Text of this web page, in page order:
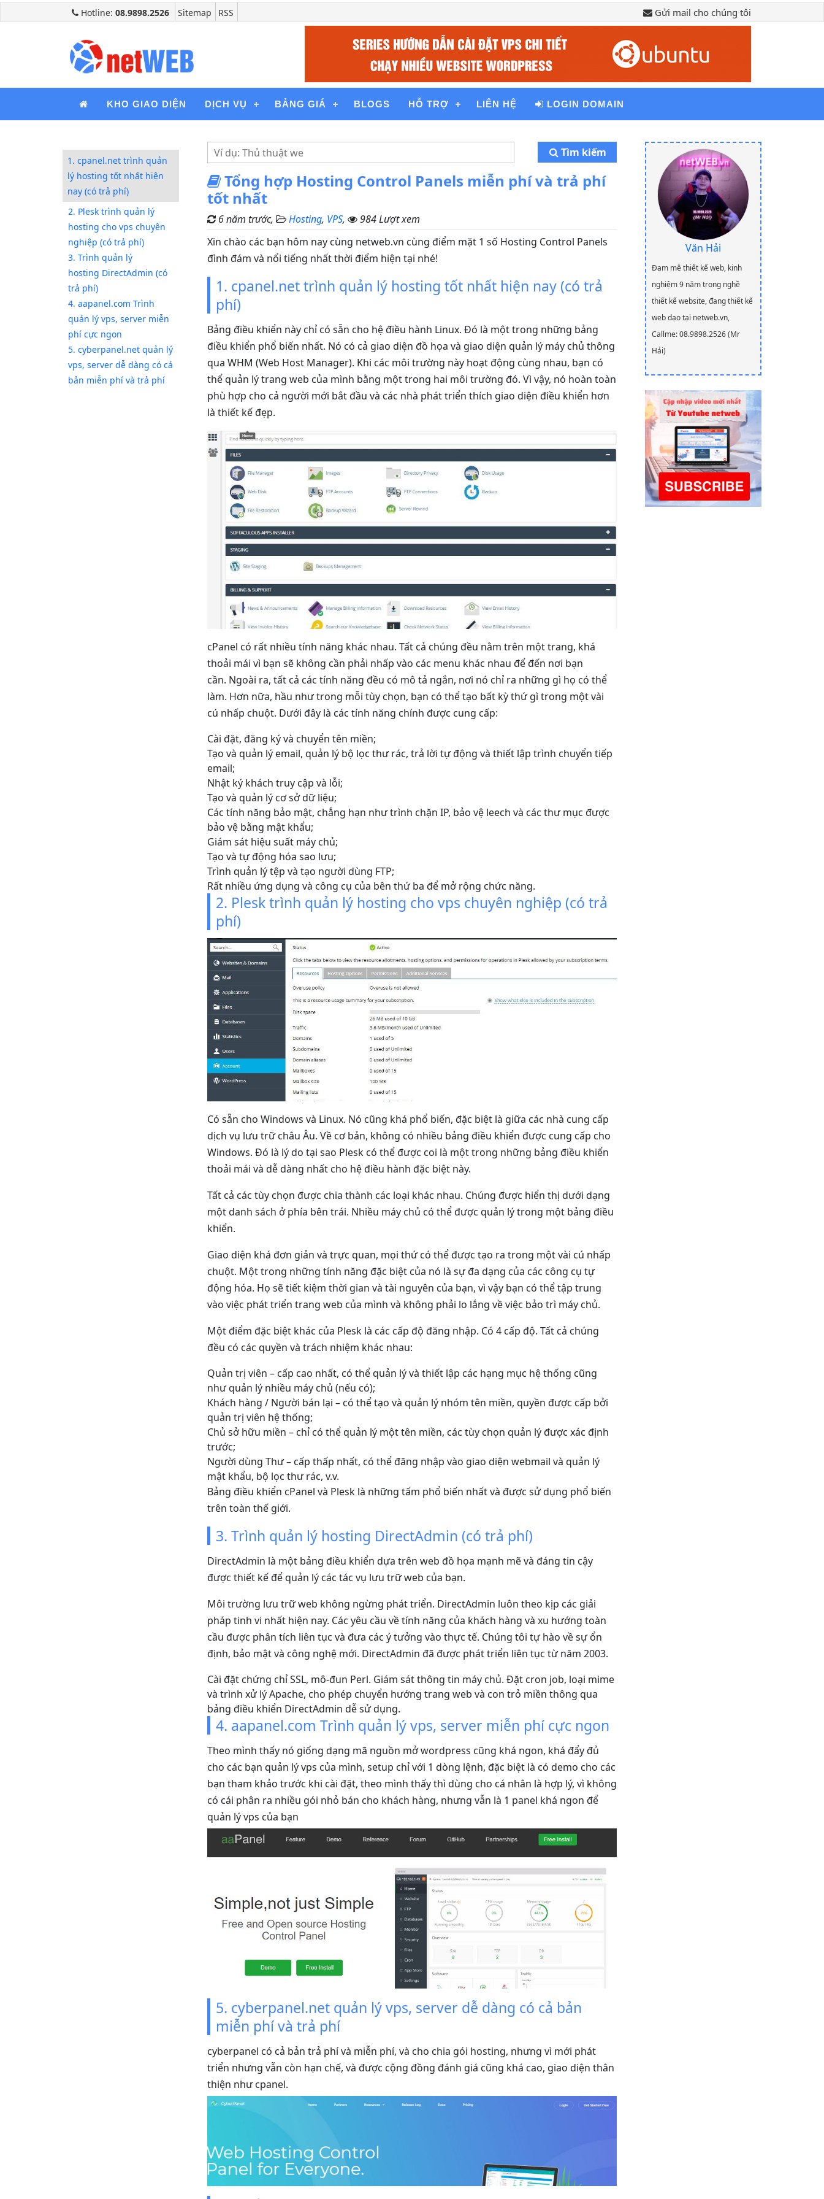
Hotline: 08.9898.2526 Sitemap RSS Gửi mail cho chúng tôi
KHO GIAO DIỆN DỊCH VỤ BẢNG GIÁ BLOGS HỖ TRỢ LIÊN HỆ LOGIN DOMAIN
1. cpanel.net trình quản
lý hosting tốt nhất hiện
nay (có trả phí)
2. Plesk trình quản lý
hosting cho vps chuyên
nghiệp (có trả phí)
3. Trình quản lý
hosting DirectAdmin (có
trả phí)
4. aapanel.com Trình
quản lý vps, server miễn
phí cực ngon
5. cyberpanel.net quản lý
vps, server dễ dàng có cả
bản miễn phí và trả phí
Tìm kiếm
Tổng hợp Hosting Control Panels miễn phí và trả phí
tốt nhất
6 năm trước, Hosting, VPS,
984 Lượt xem
Xin chào các bạn hôm nay cùng netweb.vn cùng điểm mặt 1 số Hosting Control Panels
đình đám và nổi tiếng nhất thời điểm hiện tại nhé!
1. cpanel.net trình quản lý hosting tốt nhất hiện nay (có trả
phí)
Bảng điều khiển này chỉ có sẵn cho hệ điều hành Linux. Đó là một trong những bảng
điều khiển phổ biến nhất. Nó có cả giao diện đồ họa và giao diện quản lý máy chủ thông
qua WHM (Web Host Manager). Khi các môi trường này hoạt động cùng nhau, bạn có
thể quản lý trang web của mình bằng một trong hai môi trường đó. Vì vậy, nó hoàn toàn
phù hợp cho cả người mới bắt đầu và các nhà phát triển thích giao diện điều khiển hơn
là thiết kế đẹp.
cPanel có rất nhiều tính năng khác nhau. Tất cả chúng đều nằm trên một trang, khá
thoải mái vì bạn sẽ không cần phải nhấp vào các menu khác nhau để đến nơi bạn
cần. Ngoài ra, tất cả các tính năng đều có mô tả ngắn, nơi nó chỉ ra những gì họ có thể
làm. Hơn nữa, hầu như trong mỗi tùy chọn, bạn có thể tạo bất kỳ thứ gì trong một vài
cú nhấp chuột. Dưới đây là các tính năng chính được cung cấp:
Cài đặt, đăng ký và chuyển tên miền;
Tạo và quản lý email, quản lý bộ lọc thư rác, trả lời tự động và thiết lập trình chuyển tiếp
email;
Nhật ký khách truy cập và lỗi;
Tạo và quản lý cơ sở dữ liệu;
Các tính năng bảo mật, chẳng hạn như trình chặn IP, bảo vệ leech và các thư mục được
bảo vệ bằng mật khẩu;
Giám sát hiệu suất máy chủ;
Tạo và tự động hóa sao lưu;
Trình quản lý tệp và tạo người dùng FTP;
Rất nhiều ứng dụng và công cụ của bên thứ ba để mở rộng chức năng.
2. Plesk trình quản lý hosting cho vps chuyên nghiệp (có trả
phí)
Có sẵn cho Windows và Linux. Nó cũng khá phổ biến, đặc biệt là giữa các nhà cung cấp
dịch vụ lưu trữ châu Âu. Về cơ bản, không có nhiều bảng điều khiển được cung cấp cho
Windows. Đó là lý do tại sao Plesk có thể được coi là một trong những bảng điều khiển
thoải mái và dễ dàng nhất cho hệ điều hành đặc biệt này.
Tất cả các tùy chọn được chia thành các loại khác nhau. Chúng được hiển thị dưới dạng
một danh sách ở phía bên trái. Nhiều máy chủ có thể được quản lý trong một bảng điều
khiển.
Giao diện khá đơn giản và trực quan, mọi thứ có thể được tạo ra trong một vài cú nhấp
chuột. Một trong những tính năng đặc biệt của nó là sự đa dạng của các công cụ tự
động hóa. Họ sẽ tiết kiệm thời gian và tài nguyên của bạn, vì vậy bạn có thể tập trung
vào việc phát triển trang web của mình và không phải lo lắng về việc bảo trì máy chủ.
Một điểm đặc biệt khác của Plesk là các cấp độ đăng nhập. Có 4 cấp độ. Tất cả chúng
đều có các quyền và trách nhiệm khác nhau:
Quản trị viên – cấp cao nhất, có thể quản lý và thiết lập các hạng mục hệ thống cũng
như quản lý nhiều máy chủ (nếu có);
Khách hàng / Người bán lại – có thể tạo và quản lý nhóm tên miền, quyền được cấp bởi
quản trị viên hệ thống;
Chủ sở hữu miền – chỉ có thể quản lý một tên miền, các tùy chọn quản lý được xác định
trước;
Người dùng Thư – cấp thấp nhất, có thể đăng nhập vào giao diện webmail và quản lý
mật khẩu, bộ lọc thư rác, v.v.
Bảng điều khiển cPanel và Plesk là những tấm phổ biến nhất và được sử dụng phổ biến
trên toàn thế giới.
3. Trình quản lý hosting DirectAdmin (có trả phí)
DirectAdmin là một bảng điều khiển dựa trên web đồ họa mạnh mẽ và đáng tin cậy
được thiết kế để quản lý các tác vụ lưu trữ web của bạn.
Môi trường lưu trữ web không ngừng phát triển. DirectAdmin luôn theo kịp các giải
pháp tinh vi nhất hiện nay. Các yêu cầu về tính năng của khách hàng và xu hướng toàn
cầu được phân tích liên tục và đưa các ý tưởng vào thực tế. Chúng tôi tự hào về sự ổn
định, bảo mật và công nghệ mới. DirectAdmin đã được phát triển liên tục từ năm 2003.
Cài đặt chứng chỉ SSL, mô-đun Perl. Giám sát thông tin máy chủ. Đặt cron job, loại mime
và trình xử lý Apache, cho phép chuyển hướng trang web và con trỏ miền thông qua
bảng điều khiển DirectAdmin dễ sử dụng.
4. aapanel.com Trình quản lý vps, server miễn phí cực ngon
Theo mình thấy nó giống dạng mã nguồn mở wordpress cũng khá ngon, khá đẩy đủ
cho các bạn quản lý vps của mình, setup chỉ với 1 dòng lệnh, đặc biệt là có demo cho các
bạn tham khảo trước khi cài đặt, theo mình thấy thì dùng cho cá nhân là hợp lý, vì không
có cái phân ra nhiều gói nhỏ bán cho khách hàng, nhưng vẫn là 1 panel khá ngon để
quản lý vps của bạn
5. cyberpanel.net quản lý vps, server dễ dàng có cả bản
miễn phí và trả phí
cyberpanel có cả bản trả phí và miễn phí, và cho chia gói hosting, nhưng vì mới phát
triển nhưng vẫn còn hạn chế, và được cộng đồng đánh giá cũng khá cao, giao diện thân
thiện như cpanel.
Văn Hải
Đam mê thiết kế web, kinh
nghiệm 9 năm trong nghề
thiết kế website, đang thiết kế
web dạo tại netweb.vn,
Callme: 08.9898.2526 (Mr
Hải)